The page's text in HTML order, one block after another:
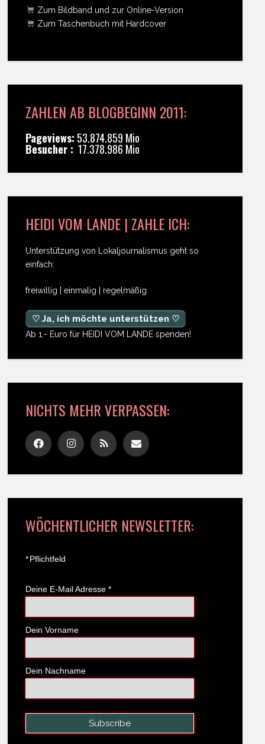
Zum Bildband und zur Online-Version
Zum Taschenbuch mit Hardcover
ZAHLEN AB BLOGBEGINN 2011:
Pageviews: 53.874.859 Mio
Besucher : 17.378.986 Mio
HEIDI VOM LANDE | ZAHLE ICH:
Unterstützung von Lokaljournalismus geht so
einfach:
freiwillig | einmalig | regelmäßig
♡ Ja, ich möchte unterstützen ♡
Ab 1,- Euro für HEIDI VOM LANDE spenden!
NICHTS MEHR VERPASSEN:
WÖCHENTLICHER NEWSLETTER:
*Pflichtfeld
Deine E-Mail Adresse *
Dein Vorname
Dein Nachname